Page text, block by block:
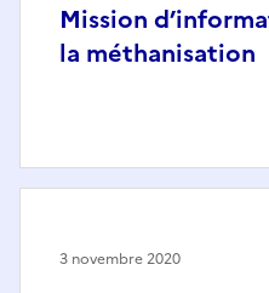
Mission
la méthanisation
3 novembre 2020